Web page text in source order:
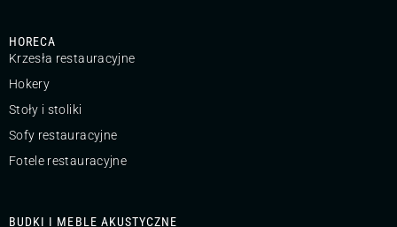
HORECA
Krzesła restauracyjne
Hokery
Stoły i stoliki
Sofy restauracyjne
Fotele restauracyjne
BUDKI I MEBLE AKUSTYCZNE